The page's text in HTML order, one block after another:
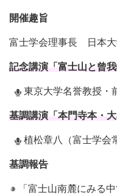
開催趣旨
富士学会理事長 日本
記念講演「富士山と曾我
東京大学名誉教授
基調講演「本門寺本・
植松章八（富士学会
基調報告
「富士山南麓にみる